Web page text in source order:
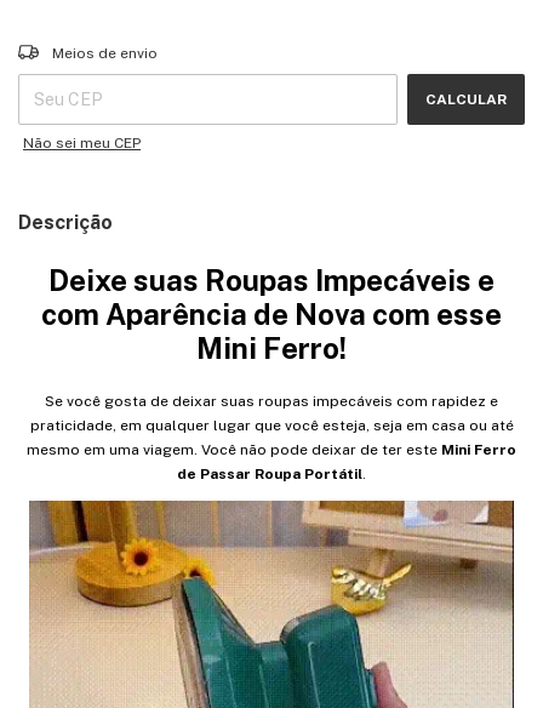
Entregas para o CEP:
Meios de envio
CALCULAR
Não sei meu CEP
Descrição
Deixe suas Roupas Impecáveis e
com Aparência de Nova com esse
Mini Ferro!
Se você gosta de deixar suas roupas impecáveis com rapidez e
praticidade, em qualquer lugar que você esteja, seja em casa ou até
mesmo em uma viagem. Você não pode deixar de ter este Mini Ferro
de Passar Roupa Portátil